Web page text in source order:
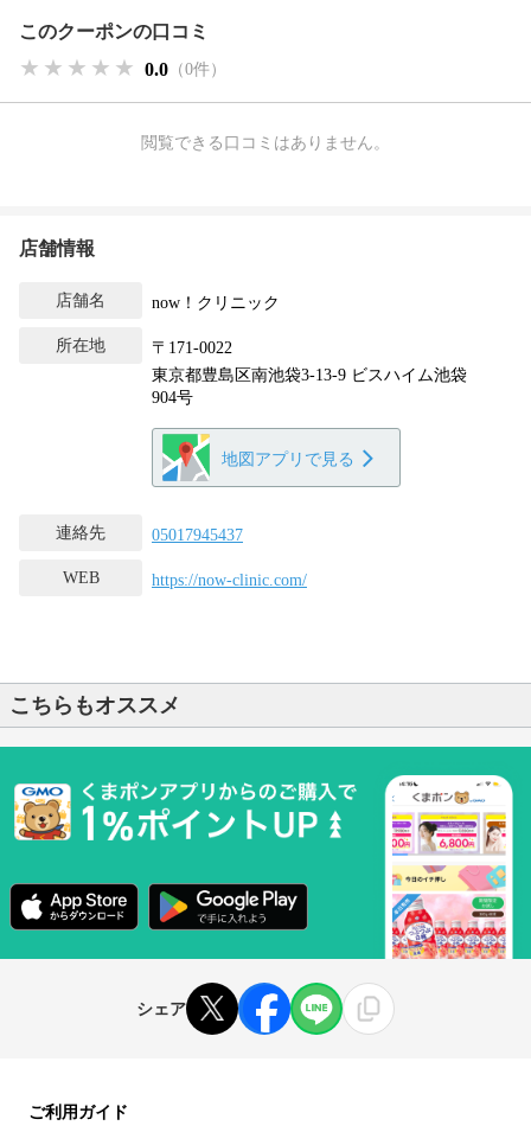
このクーポンの口コミ
★★★★★
★★★★★
★★★★★ 0.0 （0件）
閲覧できる口コミはありません。
店舗情報
店舗名 now！クリニック
所在地
〒171-0022
東京都豊島区南池袋3-13-9 ビスハイム池袋
904号
地図アプリで見る
連絡先 05017945437
WEB https://now-clinic.com/
こちらもオススメ
シェア
ご利用ガイド